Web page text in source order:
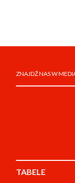
ZNAJDŹ NAS W
TABELE